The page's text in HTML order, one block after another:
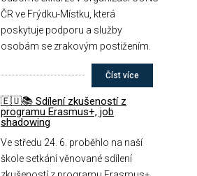
ČR ve Frýdku-Místku, která
poskytuje podporu a služby
osobám se zrakovým postižením.
Číst více
🇪🇺📚 Sdílení zkušeností z
programu Erasmus+, job
shadowing
Ve středu 24. 6. proběhlo na naší
škole setkání věnované sdílení